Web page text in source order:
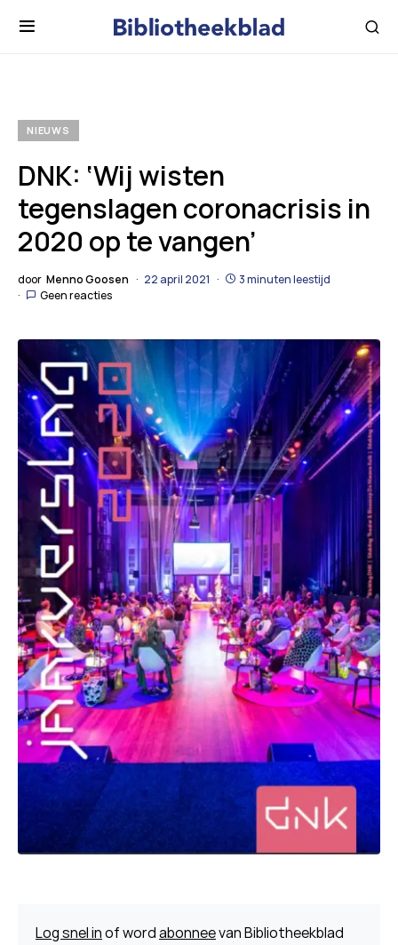
NIEUWS
DNK: ‘Wij wisten
tegenslagen coronacrisis in
2020 op te vangen’
door Menno Goosen 22 april 2021
3 minuten leestijd
Geen reacties
Log snel inof wordabonneevan Bibliotheekblad